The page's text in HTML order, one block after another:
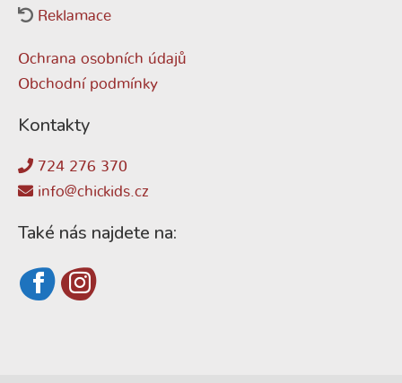
Reklamace
Ochrana osobních údajů
Obchodní podmínky
Kontakty
724 276 370
info@chickids.cz
Také nás najdete na: